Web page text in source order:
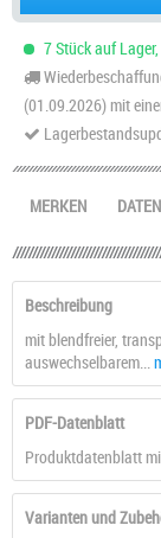
7 Stück auf
(01.09.2026) mit
MERKEN
Beschreibung
mit blendfreier,
auswechselbarem...
PDF-Datenblatt
Produktdatenblatt
Varianten und